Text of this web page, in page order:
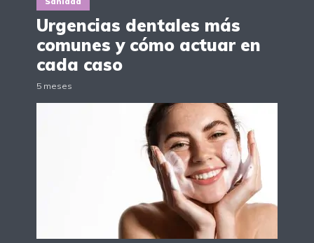
Urgencias dentales más
comunes y cómo actuar en
cada caso
5 meses